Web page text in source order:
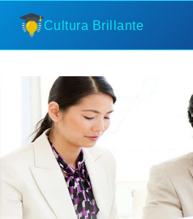
Saltar
contenido
Cultura Brillante